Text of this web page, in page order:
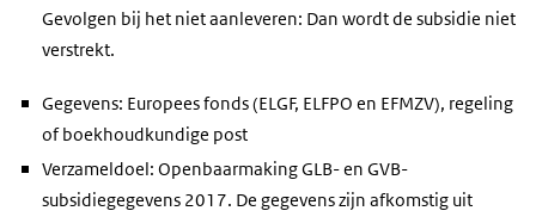
Gevolgen bij het niet aanleveren: Dan wordt de subsidie niet
verstrekt.
Gegevens: Europees fonds (ELGF, ELFPO en EFMZV), regeling
of boekhoudkundige post
Verzameldoel: Openbaarmaking GLB- en GVB-
subsidiegegevens 2017. De gegevens zijn afkomstig uit